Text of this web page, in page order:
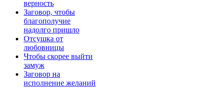
верность
Заговор, чтобы
благополучие
надолго пришло
Отсушка от
любовницы
Чтобы скорее выйти
замуж
Заговор на
исполнение желаний